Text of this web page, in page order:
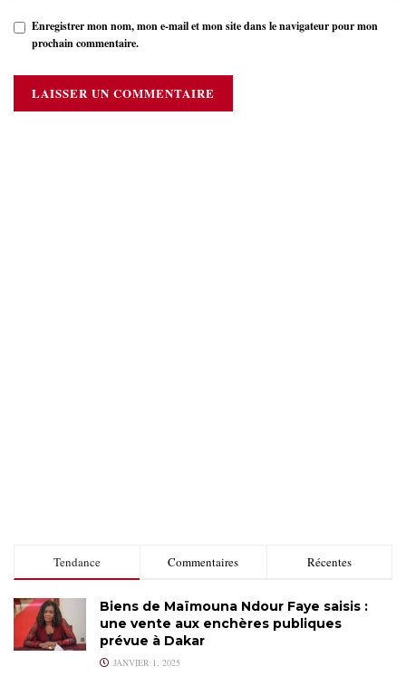
Enregistrer mon nom, mon e-mail et mon site dans le navigateur pour mon
prochain commentaire.
Tendance Commentaires Récentes
Biens de Maïmouna Ndour Faye saisis :
une vente aux enchères publiques
prévue à Dakar
JANVIER 1, 2025